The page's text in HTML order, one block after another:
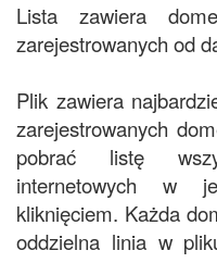
Lista zawiera
zarejestrowanych od
Plik zawiera
zarejestrowanych
pobrać listę
internetowych w
kliknięciem. Każda
oddzielna linia w